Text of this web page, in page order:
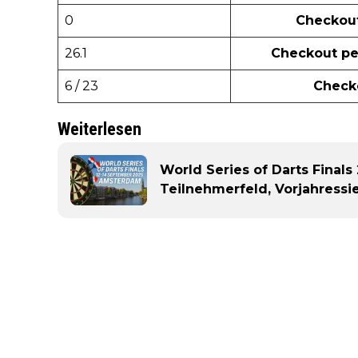
0
26.1 Checkout
6 / 23
Weiterlesen
World Series of Darts Finals
Teilnehmerfeld,